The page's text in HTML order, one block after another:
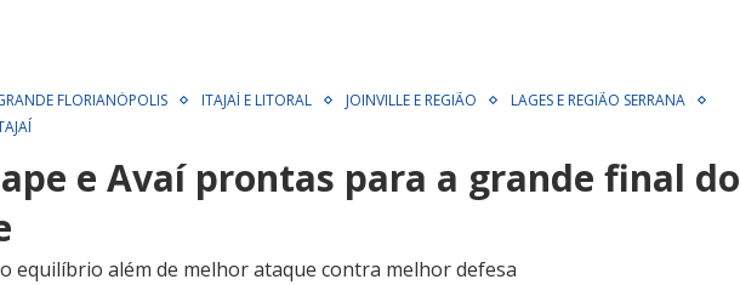
FLORIANÓPOLIS ITAJAÍ E LITORAL JOINVILLE E REGIÃO
LAGES E REGIÃO SERRANA
e Avaí prontas para a grande final do
equilíbrio além de melhor ataque contra melhor defesa